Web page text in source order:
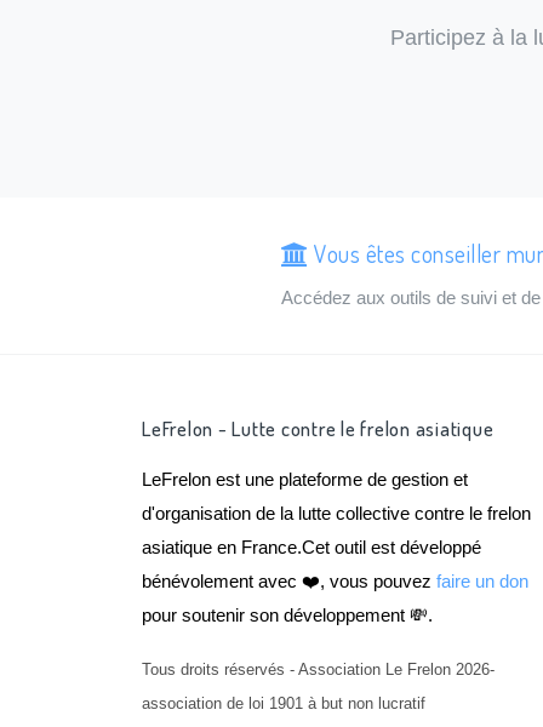
Participez à la
Vous êtes conseiller
Accédez aux outils de suivi et
LeFrelon - Lutte contre le frelon asiatique
LeFrelon est une plateforme de gestion et
d'organisation de la lutte collective contre le frelon
asiatique en France.Cet outil est développé
bénévolement avec ❤️, vous pouvez faire un don
pour soutenir son développement 💸.
Tous droits réservés - Association Le Frelon 2026-
association de loi 1901 à but non lucratif